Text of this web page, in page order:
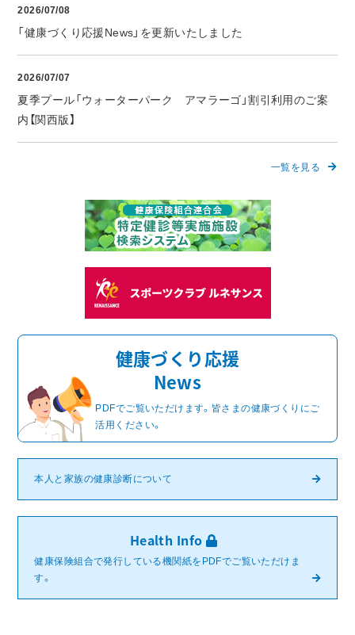
2026/07/08
「健康づくり応援News」を更新いたしました
2026/07/07
夏季プール「ウォーターパーク アマラーゴ」割引利用のご案
内【関西版】
一覧を見る
健康づくり応援
News
PDFでご覧いただけます。皆さまの健康づくりにご
活用ください。
本人と家族の健康診断について
Health Info
健康保険組合で発行している機関紙をPDFでご覧いただけま
す。